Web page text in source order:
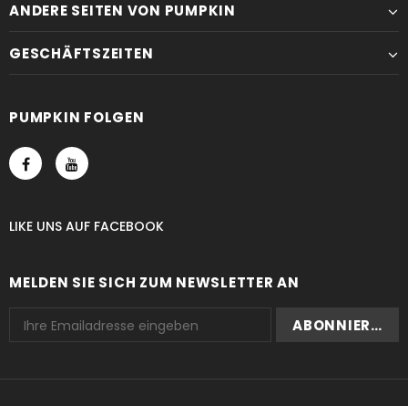
ANDERE SEITEN VON PUMPKIN
GESCHÄFTSZEITEN
PUMPKIN FOLGEN
LIKE UNS AUF FACEBOOK
MELDEN SIE SICH ZUM NEWSLETTER AN